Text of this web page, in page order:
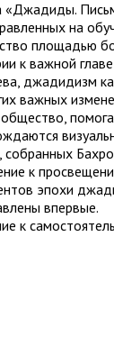
на
площадью
к важной
джадидизм
важных
к
эпохи
впервые.